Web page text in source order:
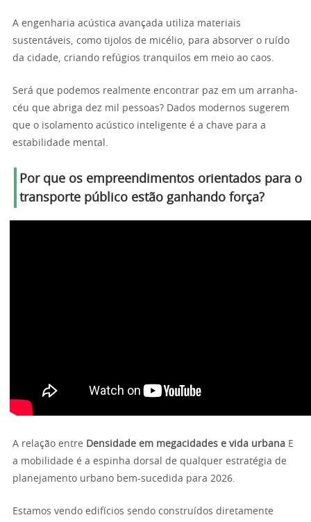
A engenharia acústica avançada utiliza materiais
sustentáveis, como tijolos de micélio, para absorver o ruído
da cidade, criando refúgios tranquilos em meio ao caos.
Será que podemos realmente encontrar paz em um arranha-
céu que abriga dez mil pessoas? Dados modernos sugerem
que o isolamento acústico inteligente é a chave para a
estabilidade mental.
Por que os empreendimentos orientados para o
transporte público estão ganhando força?
A relação entre Densidade em megacidades e vida urbana E
a mobilidade é a espinha dorsal de qualquer estratégia de
planejamento urbano bem-sucedida para 2026.
Estamos vendo edifícios sendo construídos diretamente